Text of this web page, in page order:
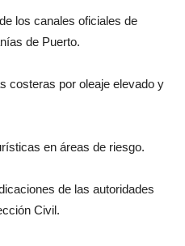
los canales oficiales de
de Puerto.
costeras por oleaje elevado y
en áreas de riesgo.
de las autoridades
Civil.